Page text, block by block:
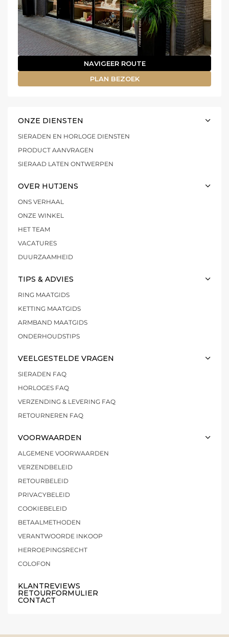
NAVIGEER ROUTE
PLAN BEZOEK
ONZE DIENSTEN
SIERADEN EN HORLOGE DIENSTEN
PRODUCT AANVRAGEN
SIERAAD LATEN ONTWERPEN
OVER HUTJENS
ONS VERHAAL
ONZE WINKEL
HET TEAM
VACATURES
DUURZAAMHEID
TIPS & ADVIES
RING MAATGIDS
KETTING MAATGIDS
ARMBAND MAATGIDS
ONDERHOUDSTIPS
VEELGESTELDE VRAGEN
SIERADEN FAQ
HORLOGES FAQ
VERZENDING & LEVERING FAQ
RETOURNEREN FAQ
VOORWAARDEN
ALGEMENE VOORWAARDEN
VERZENDBELEID
RETOURBELEID
PRIVACYBELEID
COOKIEBELEID
BETAALMETHODEN
VERANTWOORDE INKOOP
HERROEPINGSRECHT
COLOFON
KLANTREVIEWS
RETOURFORMULIER
CONTACT